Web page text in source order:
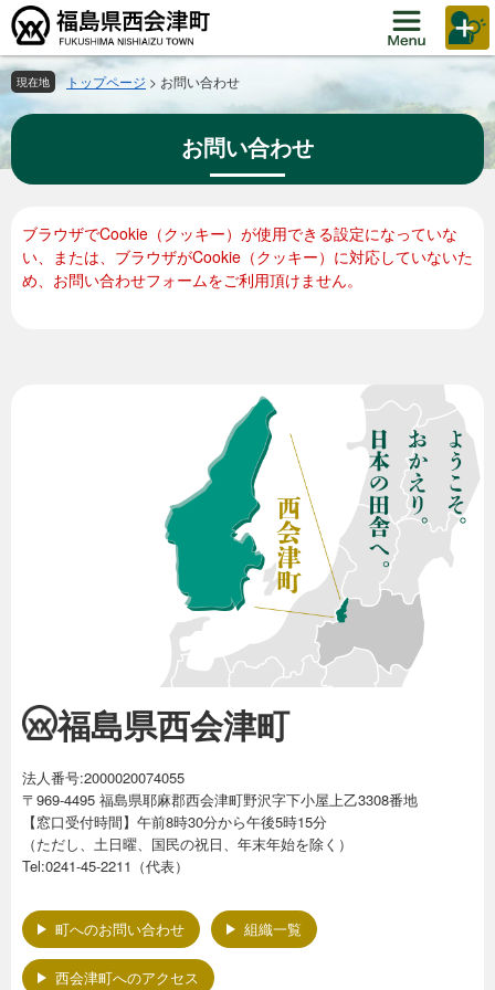
ペ
ー
ジ
の
頭
で
す。
メ
ニ
ュ
ー
飛
ば
し
現在地 トップページ > お問い合わせ
お問い合わせ
文
ブラウザでCookie（クッキー）が使用できる設定になっていな
い、または、ブラウザがCookie（クッキー）に対応していないた
め、お問い合わせフォームをご利用頂けません。
福島県西会津町
法人番号:2000020074055
〒969-4495 福島県耶麻郡西会津町野沢字下小屋上乙3308番地
【窓口受付時間】午前8時30分から午後5時15分
（ただし、土日曜、国民の祝日、年末年始を除く）
Tel:0241-45-2211（代表）
町へのお問い合わせ 組織一覧
西会津町へのアクセス